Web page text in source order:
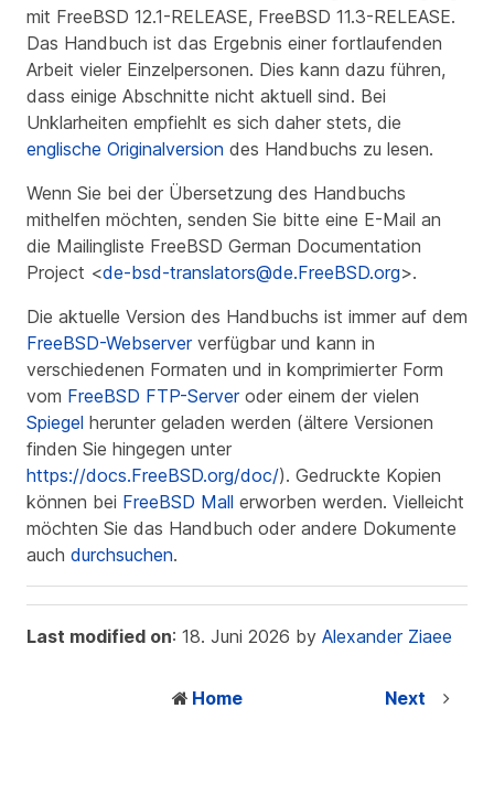
mit FreeBSD 12.1-RELEASE, FreeBSD 11.3-RELEASE.
Das Handbuch ist das Ergebnis einer fortlaufenden
Arbeit vieler Einzelpersonen. Dies kann dazu führen,
dass einige Abschnitte nicht aktuell sind. Bei
Unklarheiten empfiehlt es sich daher stets, die
englische Originalversion des Handbuchs zu lesen.
Wenn Sie bei der Übersetzung des Handbuchs
mithelfen möchten, senden Sie bitte eine E-Mail an
die Mailingliste FreeBSD German Documentation
Project <de-bsd-translators@de.FreeBSD.org>.
Die aktuelle Version des Handbuchs ist immer auf dem
FreeBSD-Webserververfügbar und kann in
verschiedenen Formaten und in komprimierter Form
vom FreeBSD FTP-Serveroder einem der vielen
Spiegel herunter geladen werden (ältere Versionen
finden Sie hingegen unter
https://docs.FreeBSD.org/doc/). Gedruckte Kopien
können bei FreeBSD Mall erworben werden. Vielleicht
möchten Sie das Handbuch oder andere Dokumente
auch durchsuchen.
Last modified on: 18. Juni 2026 by Alexander Ziaee
Home Next